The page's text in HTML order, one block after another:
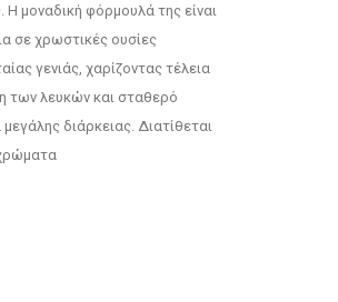
Η μοναδική φόρμουλά της είναι
σε χρωστικές ουσίες
γενιάς, χαρίζοντας τέλεια
των λευκών και σταθερό
διάρκειας. Διατίθεται